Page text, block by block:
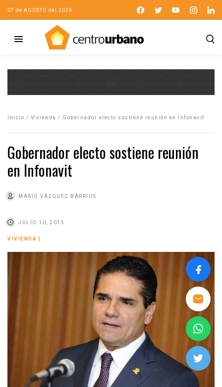
07 de AGOSTO del 2026
Inicio / Vivienda / Gobernador electo sostiene reunión en Infonavit
Gobernador electo sostiene reunión
en Infonavit
MARIO VÁZQUEZ BARRIOS
JULIO 10, 2015
VIVIENDA